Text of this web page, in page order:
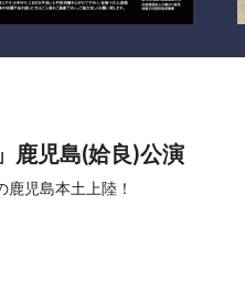
鹿児島(姶良)公演
児島本土上陸！